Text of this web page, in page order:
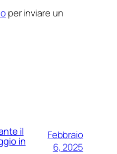
per inviare un
il
in
Febbraio
6, 2025